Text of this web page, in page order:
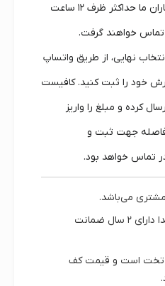
پرداخت را انجام دهید. همکاران ما حداکثر ظرف ۱۲ ساعت
تماس خواهند گرفت.
نهایی، از طریق واتساپ
خود را ثبت کنید. کافیست
کرده و مبلغ را واریز
جهت ثبت و
تماس خواهد بود.
می‌باشد.
دارای
۲ سال ضمانت
تخت است و قیمت کف